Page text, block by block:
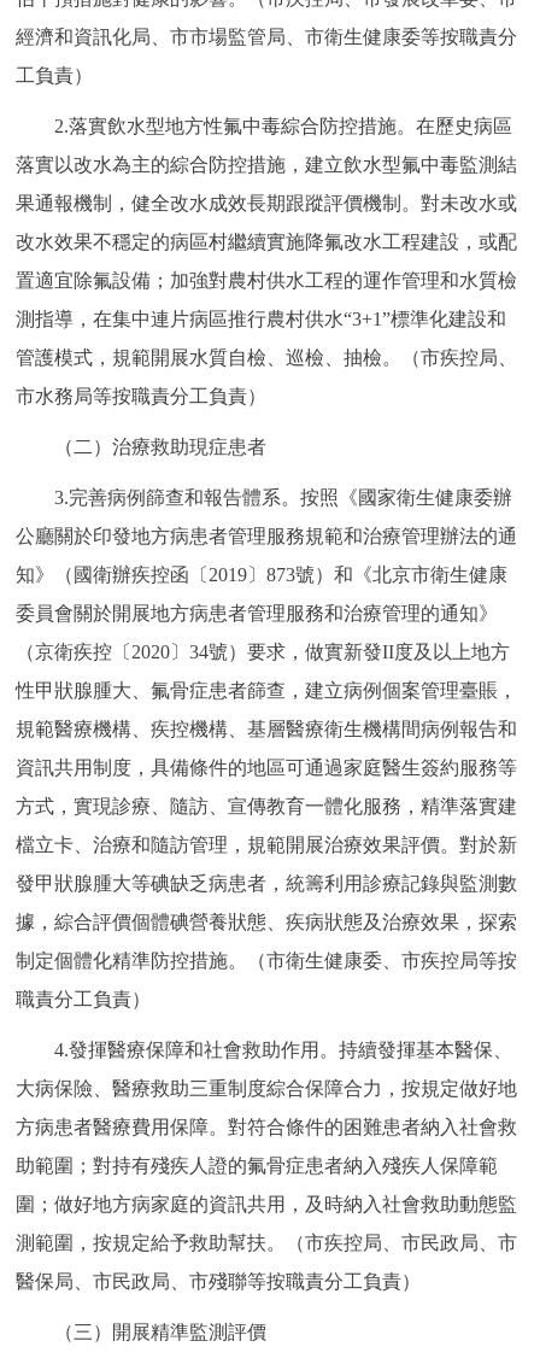
經濟和資訊化局、市市場監管局、市衛生健康委等按職責分
工負責）
2.落實飲水型地方性氟中毒綜合防控措施。在歷史病區
落實以改水為主的綜合防控措施，建立飲水型氟中毒監測結
果通報機制，健全改水成效長期跟蹤評價機制。對未改水或
改水效果不穩定的病區村繼續實施降氟改水工程建設，或配
置適宜除氟設備；加強對農村供水工程的運作管理和水質檢
測指導，在集中連片病區推行農村供水“3+1”標準化建設和
管護模式，規範開展水質自檢、巡檢、抽檢。（市疾控局、
市水務局等按職責分工負責）
（二）治療救助現症患者
3.完善病例篩查和報告體系。按照《國家衛生健康委辦
公廳關於印發地方病患者管理服務規範和治療管理辦法的通
知》（國衛辦疾控函〔2019〕873號）和《北京市衛生健康
委員會關於開展地方病患者管理服務和治療管理的通知》
（京衛疾控〔2020〕34號）要求，做實新發II度及以上地方
性甲狀腺腫大、氟骨症患者篩查，建立病例個案管理臺賬，
規範醫療機構、疾控機構、基層醫療衛生機構間病例報告和
資訊共用制度，具備條件的地區可通過家庭醫生簽約服務等
方式，實現診療、隨訪、宣傳教育一體化服務，精準落實建
檔立卡、治療和隨訪管理，規範開展治療效果評價。對於新
發甲狀腺腫大等碘缺乏病患者，統籌利用診療記錄與監測數
據，綜合評價個體碘營養狀態、疾病狀態及治療效果，探索
制定個體化精準防控措施。（市衛生健康委、市疾控局等按
職責分工負責）
4.發揮醫療保障和社會救助作用。持續發揮基本醫保、
大病保險、醫療救助三重制度綜合保障合力，按規定做好地
方病患者醫療費用保障。對符合條件的困難患者納入社會救
助範圍；對持有殘疾人證的氟骨症患者納入殘疾人保障範
圍；做好地方病家庭的資訊共用，及時納入社會救助動態監
測範圍，按規定給予救助幫扶。（市疾控局、市民政局、市
醫保局、市民政局、市殘聯等按職責分工負責）
（三）開展精準監測評價